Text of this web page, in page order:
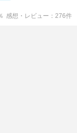
感想・レビュー 276件